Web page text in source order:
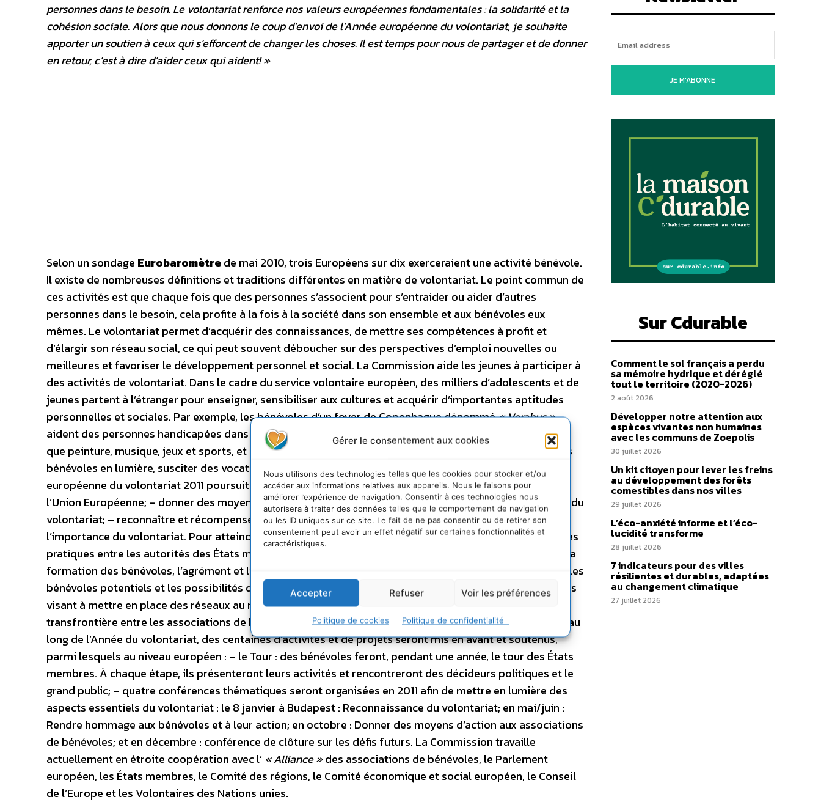
Gérer le consentement aux cookies
Nous utilisons des technologies telles que les cookies pour stocker et/ou
accéder aux informations relatives aux appareils. Nous le faisons pour
améliorer l’expérience de navigation. Consentir à ces technologies nous
autorisera à traiter des données telles que le comportement de navigation
ou les ID uniques sur ce site. Le fait de ne pas consentir ou de retirer son
consentement peut avoir un effet négatif sur certaines fonctionnalités et
caractéristiques.
Accepter Refuser Voir les préférences
Politique de cookies Politique de confidentialité
personnes dans le besoin. Le volontariat renforce nos valeurs européennes fondamentales : la solidarité et la
cohésion sociale. Alors que nous donnons le coup d’envoi de l’Année européenne du volontariat, je souhaite
apporter un soutien à ceux qui s’efforcent de changer les choses. Il est temps pour nous de partager et de donner
en retour, c’est à dire d’aider ceux qui aident! »
Selon un sondage Eurobaromètrede mai 2010, trois Européens sur dix exerceraient une activité bénévole.
Il existe de nombreuses définitions et traditions différentes en matière de volontariat. Le point commun de
ces activités est que chaque fois que des personnes s’associent pour s’entraider ou aider d’autres
personnes dans le besoin, cela profite à la fois à la société dans son ensemble et aux bénévoles eux
mêmes. Le volontariat permet d’acquérir des connaissances, de mettre ses compétences à profit et
d’élargir son réseau social, ce qui peut souvent déboucher sur des perspectives d’emploi nouvelles ou
meilleures et favoriser le développement personnel et social. La Commission aide les jeunes à participer à
des activités de volontariat. Dans le cadre du service volontaire européen, des milliers d’adolescents et de
jeunes partent à l’étranger pour enseigner, sensibiliser aux cultures et acquérir d’importantes aptitudes
personnelles et sociales. Par exemple, les bénévoles d’un foyer de Copenhague dénommé« Verahus »
aident des personnes handicapées dans leur vie quotidienne. Ils leur proposent diverses activités, telles
que peinture, musique, jeux et sports, et les accompagnent lors des excursions. Pour mettre le travail des
bénévoles en lumière, susciter des vocations et relever les défis auxquels ils sont confrontés, l’Année
européenne du volontariat 2011 poursuit quatre objectifs: – réduire les obstacles au volontariat dans
l’Union Européenne; – donner des moyens d’action aux associations de bénévoles et améliorer la qualité du
volontariat; – reconnaître et récompenser les activités de volontariat; – sensibiliser à la valeur et à
l’importance du volontariat. Pour atteindre ces objectifs, la Commission encouragera l’échange de bonnes
pratiques entre les autorités des États membres et les associations de bénévoles. L’accent sera mis sur la
formation des bénévoles, l’agrément et l’assurance qualité, et une adéquation efficace et effective entre les
bénévoles potentiels et les possibilités de volontariat. La Commission soutiendra les nouvelles initiatives
visant à mettre en place des réseaux au niveau européen, afin de stimuler les échanges et les synergies
transfrontière entre les associations de bénévoles et d’autres acteurs, notamment les entreprises. Tout au
long de l’Année du volontariat, des centaines d’activités et de projets seront mis en avant et soutenus,
parmi lesquels au niveau européen : – le Tour : des bénévoles feront, pendant une année, le tour des États
membres. À chaque étape, ils présenteront leurs activités et rencontreront des décideurs politiques et le
grand public; – quatre conférences thématiques seront organisées en 2011 afin de mettre en lumière des
aspects essentiels du volontariat : le 8 janvier à Budapest : Reconnaissance du volontariat; en mai/juin :
Rendre hommage aux bénévoles et à leur action; en octobre : Donner des moyens d’action aux associations
de bénévoles; et en décembre : conférence de clôture sur les défis futurs. La Commission travaille
actuellement en étroite coopération avec l’ « Alliance »des associations de bénévoles, le Parlement
européen, les États membres, le Comité des régions, le Comité économique et social européen, le Conseil
de l’Europe et les Volontaires des Nations unies.
JE M'ABONNE
Sur Cdurable
Comment le sol français a perdu
sa mémoire hydrique et déréglé
tout le territoire (2020-2026)
2 août 2026
Développer notre attention aux
espèces vivantes non humaines
avec les communs de Zoepolis
30 juillet 2026
Un kit citoyen pour lever les freins
au développement des forêts
comestibles dans nos villes
29 juillet 2026
L’éco-anxiété informe et l’éco-
lucidité transforme
28 juillet 2026
7 indicateurs pour des villes
résilientes et durables, adaptées
au changement climatique
27 juillet 2026